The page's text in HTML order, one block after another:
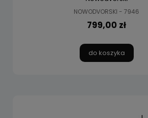
NOWODVORSKI - 7946
799,00 zł
do koszyka